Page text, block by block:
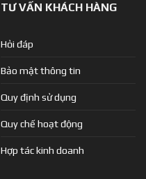
TƯ VẤN KHÁCH HÀNG
Hỏi đáp
Bảo mật thông tin
Quy định sử dụng
Quy chế hoạt động
Hợp tác kinh doanh